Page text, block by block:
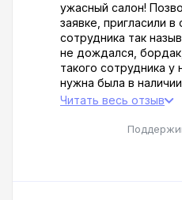
ужасный салон!
заявке, пригласили
сотрудника так
не дождался,
такого сотрудника
нужна была в
вообщем не советую
уставший
Читать весь отзыв